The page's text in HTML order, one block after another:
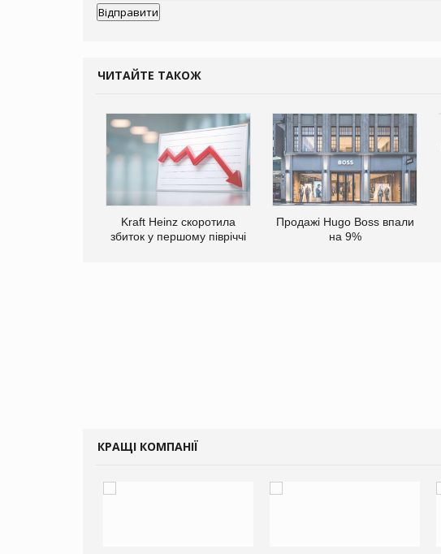
ЧИТАЙТЕ ТАКОЖ
Kraft Heinz скоротила
збиток у першому півріччі
Продажі Hugo Boss впали
на 9%
КРАЩІ КОМПАНІЇ